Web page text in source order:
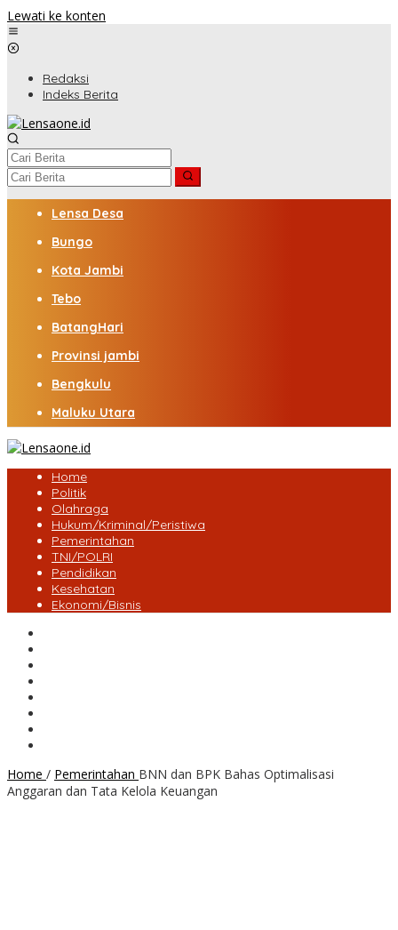
Lewati ke konten
Redaksi
Indeks Berita
Lensa Desa
Bungo
Kota Jambi
Tebo
BatangHari
Provinsi jambi
Bengkulu
Maluku Utara
Home
Politik
Olahraga
Hukum/Kriminal/Peristiwa
Pemerintahan
TNI/POLRI
Pendidikan
Kesehatan
Ekonomi/Bisnis
Home / Pemerintahan BNN dan BPK Bahas Optimalisasi
Anggaran dan Tata Kelola Keuangan